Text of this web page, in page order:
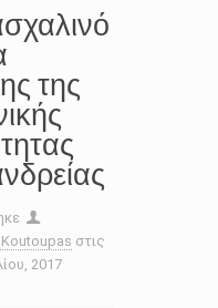
της
στις
2017